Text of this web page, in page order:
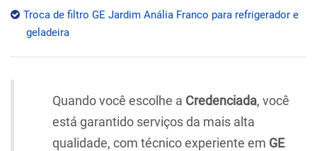
Troca de filtro GE Jardim Anália Franco para refrigerador e
geladeira
Quando você escolhe a Credenciada, você
está garantido serviços da mais alta
qualidade, com técnico experiente em GE